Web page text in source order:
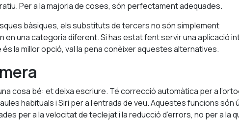
Per a la majoria de coses, són perfectament adequades.
bàsiques, els substituts de tercers no són simplement
en una categoria diferent. Si has estat fent servir una aplicació
la millor opció, val la pena conèixer aquestes alternatives.
cosa bé: et deixa escriure. Té correcció automàtica per a
habituals i Siri per a l’entrada de veu. Aquestes funcions són
per a la velocitat de teclejat i la reducció d’errors, no per a la